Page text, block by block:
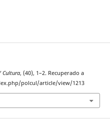
Cultura, (40), 1–2. Recuperado a
polcul/article/view/1213